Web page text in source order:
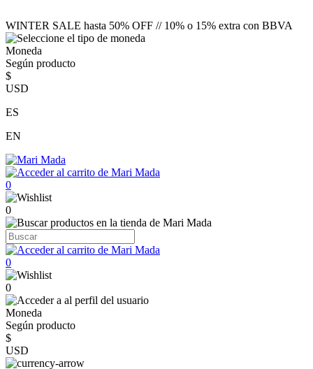
WINTER SALE hasta 50% OFF // 10% o 15% extra con BBVA
Moneda
Según producto
$
USD
ES
EN
0
0
0
0
Moneda
Según producto
$
USD